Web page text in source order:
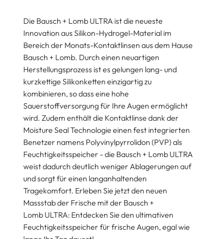
Die Bausch + Lomb ULTRA ist die neueste
Innovation aus Silikon-Hydrogel-Material im
Bereich der Monats-Kontaktlinsen aus dem Hause
Bausch + Lomb. Durch einen neuartigen
Herstellungsprozess ist es gelungen lang- und
kurzkettige Silikonketten einzigartig zu
kombinieren, so dass eine hohe
Sauerstoffversorgung für Ihre Augen ermöglicht
wird. Zudem enthält die Kontaktlinse dank der
Moisture Seal Technologie einen fest integrierten
Benetzer namens Polyvinylpyrrolidon (PVP) als
Feuchtigkeitsspeicher - die Bausch + Lomb ULTRA
weist dadurch deutlich weniger Ablagerungen auf
und sorgt für einen langanhaltenden
Tragekomfort. Erleben Sie jetzt den neuen
Massstab der Frische mit der Bausch +
Lomb ULTRA: Entdecken Sie den ultimativen
Feuchtigkeitsspeicher für frische Augen, egal wie